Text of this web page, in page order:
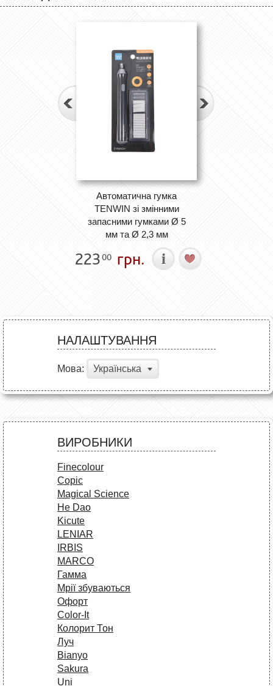
Автоматична гумка
TENWIN зі змінними
запасними гумками Ø 5
мм та Ø 2,3 мм
22300 грн.
НАЛАШТУВАННЯ
Мова: Українська
ВИРОБНИКИ
Finecolour
Copic
Magical Science
He Dao
Kicute
LENIAR
IRBIS
MARCO
Гамма
Мрії збуваються
Офорт
Сolor-It
Колорит Тон
Луч
Bianyo
Sakura
Uni